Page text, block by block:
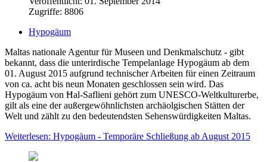
Zugriffe: 8806
Hypogäum
Maltas nationale Agentur für Museen und Denkmalschutz - gibt
bekannt, dass die unterirdische Tempelanlage Hypogäum ab dem
01. August 2015 aufgrund technischer Arbeiten für einen Zeitraum
von ca. acht bis neun Monaten geschlossen sein wird. Das
Hypogäum von Ħal-Saflieni gehört zum UNESCO-Weltkulturerbe,
gilt als eine der außergewöhnlichsten archäolgischen Stätten der
Welt und zählt zu den bedeutendsten Sehenswürdigkeiten Maltas.
Weiterlesen: Hypogäum - Temporäre Schließung ab August 2015